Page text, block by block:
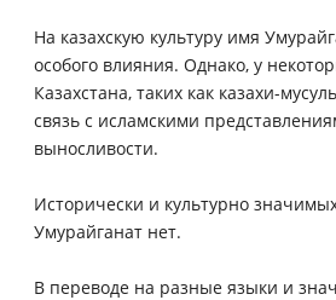
На казахскую культуру имя
особого влияния. Однако, у
Казахстана, таких как казахи-
связь с исламскими
выносливости.
Исторически и культурно
Умурайганат нет.
В переводе на разные языки и